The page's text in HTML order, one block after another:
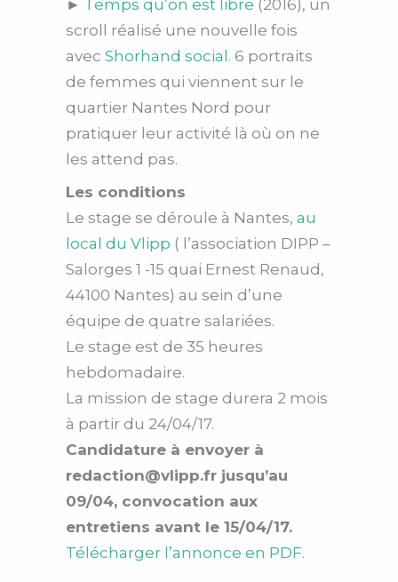
► Temps qu’on est libre (2016), un
scroll réalisé une nouvelle fois
avec Shorhand social. 6 portraits
de femmes qui viennent sur le
quartier Nantes Nord pour
pratiquer leur activité là où on ne
les attend pas.
Les conditions
Le stage se déroule à Nantes, au
local du Vlipp ( l’association DIPP –
Salorges 1 -15 quai Ernest Renaud,
44100 Nantes) au sein d’une
équipe de quatre salariées.
Le stage est de 35 heures
hebdomadaire.
La mission de stage durera 2 mois
à partir du 24/04/17.
Candidature à envoyer à
redaction@vlipp.fr jusqu’au
09/04, convocation aux
entretiens avant le 15/04/17.
Télécharger l’annonce en PDF.